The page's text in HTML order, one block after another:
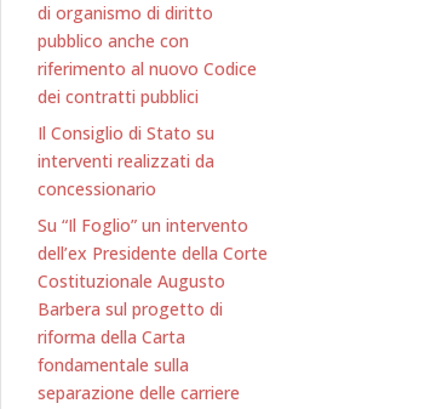
di organismo di diritto
pubblico anche con
riferimento al nuovo Codice
dei contratti pubblici
Il Consiglio di Stato su
interventi realizzati da
concessionario
Su “Il Foglio” un intervento
dell’ex Presidente della Corte
Costituzionale Augusto
Barbera sul progetto di
riforma della Carta
fondamentale sulla
separazione delle carriere